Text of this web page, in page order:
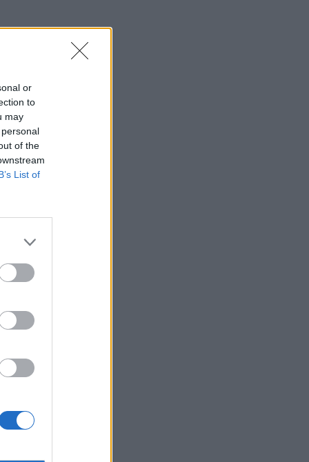
or
to
may
of the
List of